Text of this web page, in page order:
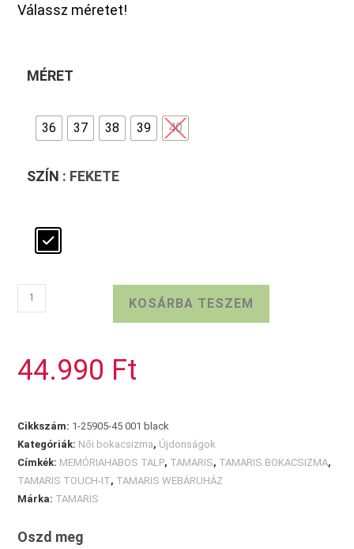
Válassz méretet!
MÉRET
36 37 38 39 40
SZÍN : FEKETE
TAMARIS
női
mennyiség
KOSÁRBA TESZEM
44.990 Ft
Cikkszám: 1-25905-45 001 black
Kategóriák: Női bokacsizma, Újdonságok
Címkék: MEMÓRIAHABOS TALP, TAMARIS, TAMARIS BOKACSIZMA,
TAMARIS TOUCH-IT, TAMARIS WEBÁRUHÁZ
Márka: TAMARIS
Oszd meg